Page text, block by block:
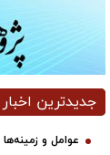
جدیدترین اخبار
عوامل و